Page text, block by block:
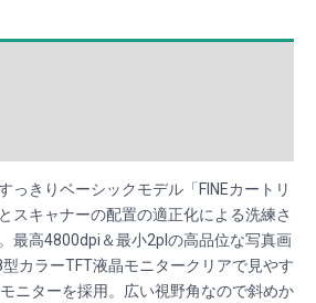
っきりベーシックモデル「FINEカートリ
スキャナーの配置の適正化による洗練さ
最高4800dpi＆最小2plの高品位な写真画
カラーTFT液晶モニタークリアで見やす
ニターを採用。広い視野角なので斜めか